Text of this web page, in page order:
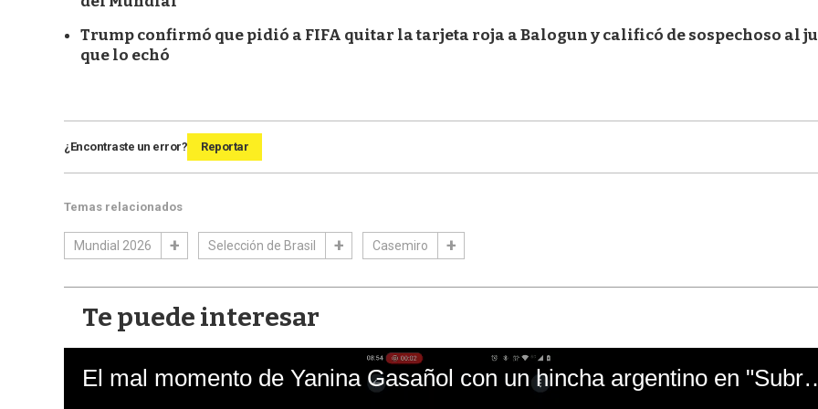
Trump confirmó que pidió a FIFA quitar la tarjeta roja a Balogun y calificó de sospechoso al
que lo echó
¿Encontraste un error? Reportar
Temas relacionados
Mundial 2026 Selección de Brasil Casemiro
Te puede interesar
El mal momento de Yanina